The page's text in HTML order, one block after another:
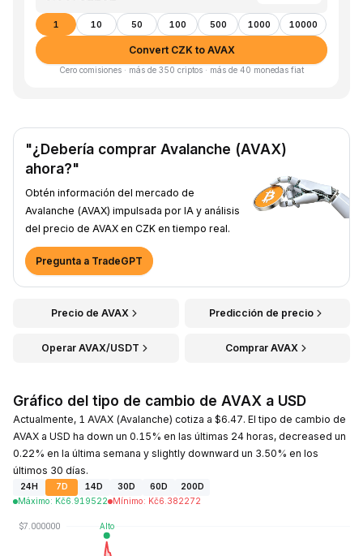
1 10 50 100 500 1000 10000
Convert CZK to AVAX
Cero comisiones · más de 350 criptos · más de 40 monedas fiat
"¿Debería comprar Avalanche (AVAX)
ahora?"
Obtén información del mercado de
Avalanche (AVAX) impulsada por IA y análisis
del precio de AVAX en CZK en tiempo real.
Pregunta a TradeGPT
Precio de AVAX Predicción de precio
Operar AVAX/USDT Comprar AVAX
Gráfico del tipo de cambio de AVAX a USD
Actualmente, 1 AVAX (Avalanche) cotiza a $6.47. El tipo de cambio de
AVAX a USD ha down un 0.15% en las últimas 24 horas, decreased un
0.22% en la última semana y slightly downward un 3.50% en los
últimos 30 días.
24H 7D 14D 30D 60D
200D
Máximo: Kč6.919522 Mínimo: Kč6.382272